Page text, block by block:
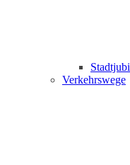
Verkehrswege